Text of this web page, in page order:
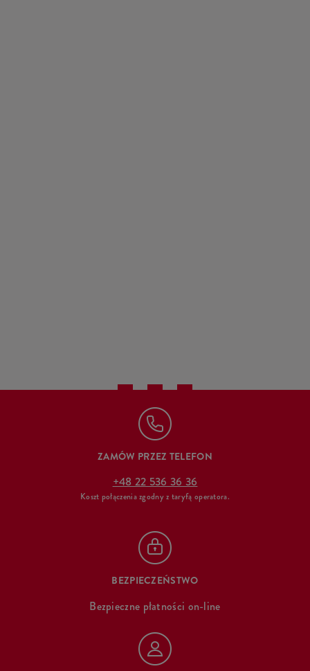
ZAMÓW PRZEZ TELEFON
+48 22 536 36 36
Koszt połączenia zgodny z taryfą operatora.
BEZPIECZEŃSTWO
Bezpieczne płatności on-line